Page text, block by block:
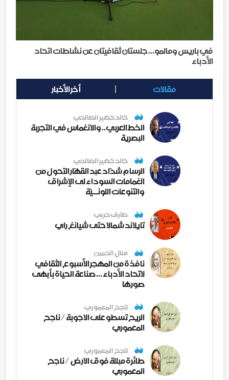
في باريس ومالمو... جلستان ثقافيتان عن نشاطات اتحاد
الأدباء
مقالات أخر الأخبار
خالد خضير الصالحي
الخط العربي.. والانغماس في التجربة
البصرية
خالد خضير الصالحي
الرسام شدّاد عبد القهّار التحول من
الغمامات السوداء لى الإشراق
والتنوعات اللونــيّة
طارق حربي
تايلاند شمالا حتى شيانغ راي
منال الحسن
نافذة من المهجر الأسبوع الثقافي
لاتحاد الأدباء ... صناعة الحياة بأبهى
صورها
ناجح المعموري
الريح تسطو على الاجوبة / ناجح
المعموري
ناجح المعموري
طائرة مبللة فوق الارض / ناجح
المعموري